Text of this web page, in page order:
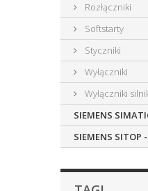
Rozłączniki
Softstarty
Styczniki
Wyłączniki
Wyłączniki
SIEMENS
SIEMENS SITOP